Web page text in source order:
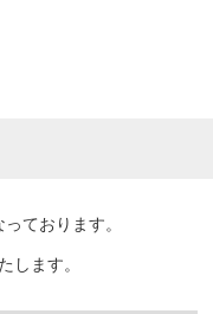
ております。
します。